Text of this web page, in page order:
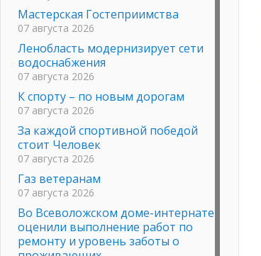
Мастерская Гостеприимства
07 августа 2026
Ленобласть модернизирует сети
водоснабжения
07 августа 2026
К спорту – по новым дорогам
07 августа 2026
За каждой спортивной победой
стоит Человек
07 августа 2026
Газ ветеранам
07 августа 2026
Во Всеволожском доме-интернате
оценили выполнение работ по
ремонту и уровень заботы о